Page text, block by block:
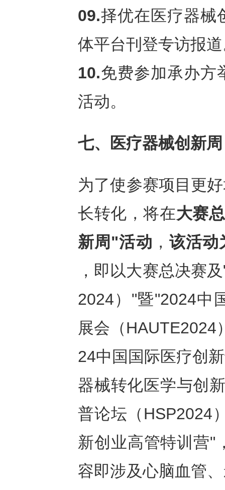
09.择优在医疗器械
体平台刊登专访报
10.免费参加承办方
活动。
七、医疗器械创新周
为了使参赛项目更
长转化，将在大赛
新周 "活动 ， 该活动
，即以大赛总决赛
2024）"暨"2024中
展会（
24中国国际医疗创
器械转化医学与创
普论坛（HSP2024
新创业高管特训营"
容即涉及心脑血管